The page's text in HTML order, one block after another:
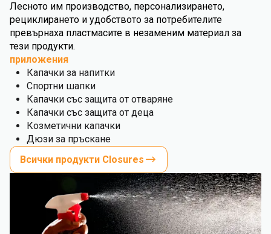
Лесното им производство, персонализирането,
рециклирането и удобството за потребителите
превърнаха пластмасите в незаменим материал за
тези продукти.
приложения
Капачки за напитки
Спортни шапки
Капачки със защита от отваряне
Капачки със защита от деца
Козметични капачки
Дюзи за пръскане
Всички продукти Closures